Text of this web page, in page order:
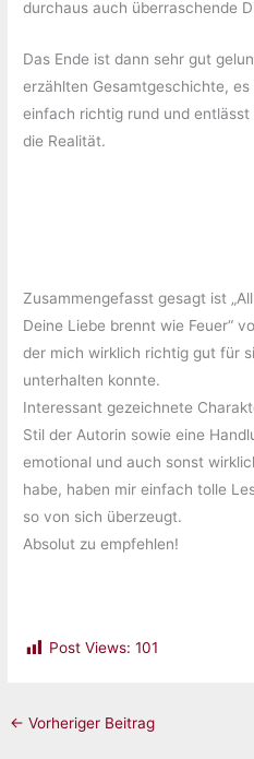
durchaus auch überraschende
Das Ende ist dann sehr gut
erzählten Gesamtgeschichte,
einfach richtig rund und
die Realität.
Zusammengefasst gesagt ist
Deine Liebe brennt wie Feuer“
der mich wirklich richtig gut für
unterhalten konnte.
Interessant gezeichnete
Stil der Autorin sowie eine
emotional und auch sonst
habe, haben mir einfach tolle
so von sich überzeugt.
Absolut zu empfehlen!
Post Views: 101
← Vorheriger Beitrag